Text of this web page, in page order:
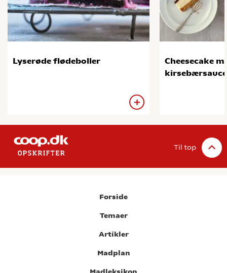
Lyserøde flødeboller
Cheesecake
kirsebærsauce
Til top
Forside
Temaer
Artikler
Madplan